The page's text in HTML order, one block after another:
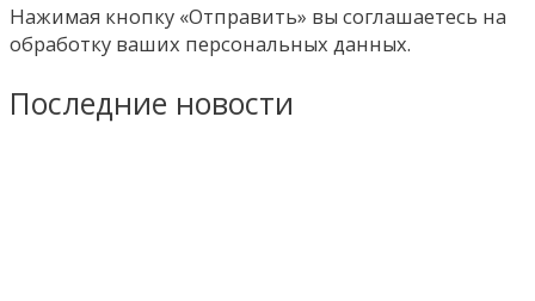
Нажимая кнопку «Отправить» вы соглашаетесь на
обработку ваших персональных данных.
Последние новости